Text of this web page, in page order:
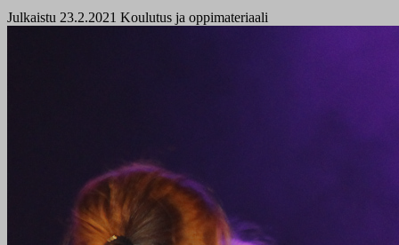
Julkaistu 23.2.2021 Koulutus ja oppimateriaali